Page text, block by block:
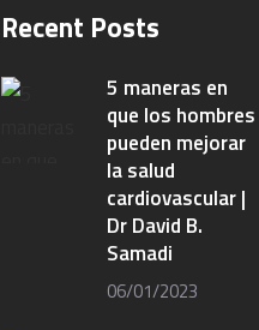
Recent Posts
5 maneras en
que los hombres
pueden mejorar
la salud
cardiovascular |
Dr David B.
Samadi
06/01/2023